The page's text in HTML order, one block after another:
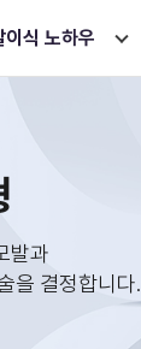
이식 노하우
발과
을 결정합니다.